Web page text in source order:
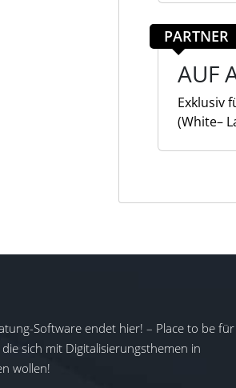
PARTNER
AUF
Exklusiv
(White–
Software endet hier! – Place to be für
sich mit Digitalisierungsthemen in
wollen!